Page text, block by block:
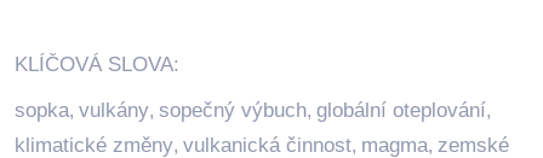
KLÍČOVÁ SLOVA:
sopka, vulkány, sopečný výbuch, globální oteplování,
klimatické změny, vulkanická činnost, magma, zemské